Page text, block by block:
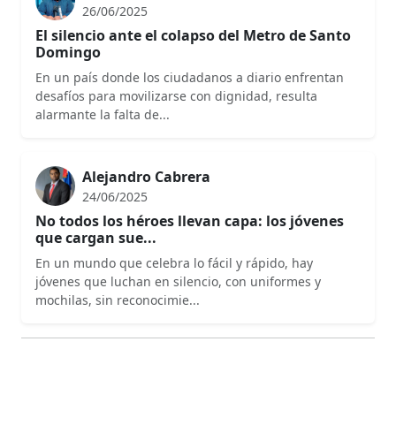
26/06/2025
El silencio ante el colapso del Metro de Santo
Domingo
En un país donde los ciudadanos a diario enfrentan
desafíos para movilizarse con dignidad, resulta
alarmante la falta de...
Alejandro Cabrera
24/06/2025
No todos los héroes llevan capa: los jóvenes
que cargan sue...
En un mundo que celebra lo fácil y rápido, hay
jóvenes que luchan en silencio, con uniformes y
mochilas, sin reconocimie...